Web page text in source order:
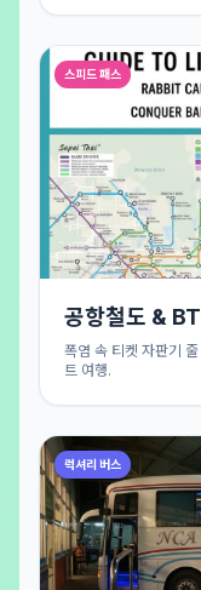
스피드 패스
공항철도 &
폭염 속 티켓 자판기
트 여행.
럭셔리 버스